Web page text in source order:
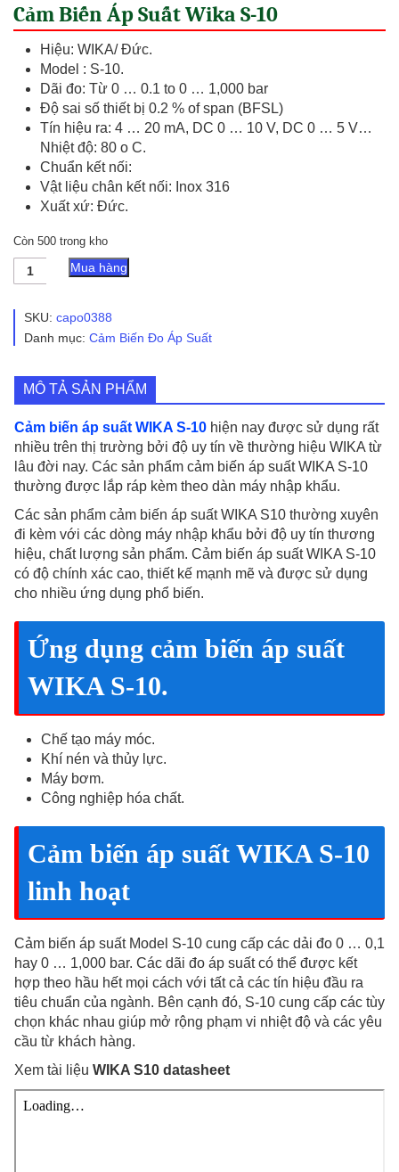
Cảm Biến Áp Suất Wika S-10
Hiệu: WIKA/ Đức.
Model : S-10.
Dãi đo: Từ 0 … 0.1 to 0 … 1,000 bar
Độ sai số thiết bị 0.2 % of span (BFSL)
Tín hiệu ra: 4 … 20 mA, DC 0 … 10 V, DC 0 … 5 V…
Nhiệt độ: 80 o C.
Chuẩn kết nối:
Vật liệu chân kết nối: Inox 316
Xuất xứ: Đức.
Còn 500 trong kho
Cảm
Biến
Suất
S-
số
lượng
Mua hàng
SKU: capo0388
Danh mục: Cảm Biến Đo Áp Suất
MÔ TẢ SẢN PHẨM
Cảm biến áp suất WIKA S-10 hiện nay được sử dụng rất
nhiều trên thị trường bởi độ uy tín về thường hiệu WIKA từ
lâu đời nay. Các sản phẩm cảm biến áp suất WIKA S-10
thường được lắp ráp kèm theo dàn máy nhập khẩu.
Các sản phẩm cảm biến áp suất WIKA S10 thường xuyên
đi kèm với các dòng máy nhập khẩu bởi độ uy tín thương
hiệu, chất lượng sản phẩm. Cảm biến áp suất WIKA S-10
có độ chính xác cao, thiết kế mạnh mẽ và được sử dụng
cho nhiều ứng dụng phổ biến.
Ứng dụng cảm biến áp suất
WIKA S-10.
Chế tạo máy móc.
Khí nén và thủy lực.
Máy bơm.
Công nghiệp hóa chất.
Cảm biến áp suất WIKA S-10
linh hoạt
Cảm biến áp suất Model S-10 cung cấp các dải đo 0 … 0,1
hay 0 … 1,000 bar. Các dãi đo áp suất có thể được kết
hợp theo hầu hết mọi cách với tất cả các tín hiệu đầu ra
tiêu chuẩn của ngành. Bên cạnh đó, S-10 cung cấp các tùy
chọn khác nhau giúp mở rộng phạm vi nhiệt độ và các yêu
cầu từ khách hàng.
Xem tài liệu WIKA S10 datasheet